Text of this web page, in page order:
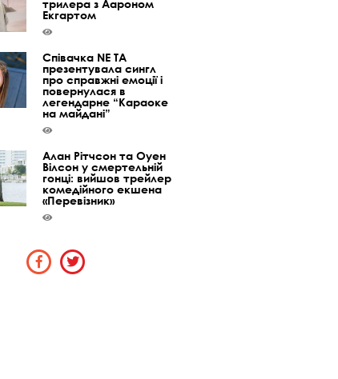
трилера з Аароном
Екгартом
Співачка NE TA
презентувала сингл
про справжні емоції і
повернулася в
легендарне “Караоке
на майдані”
Алан Рітчсон та Оуен
Вілсон у смертельній
гонці: вийшов трейлер
комедійного екшена
«Перевізник»